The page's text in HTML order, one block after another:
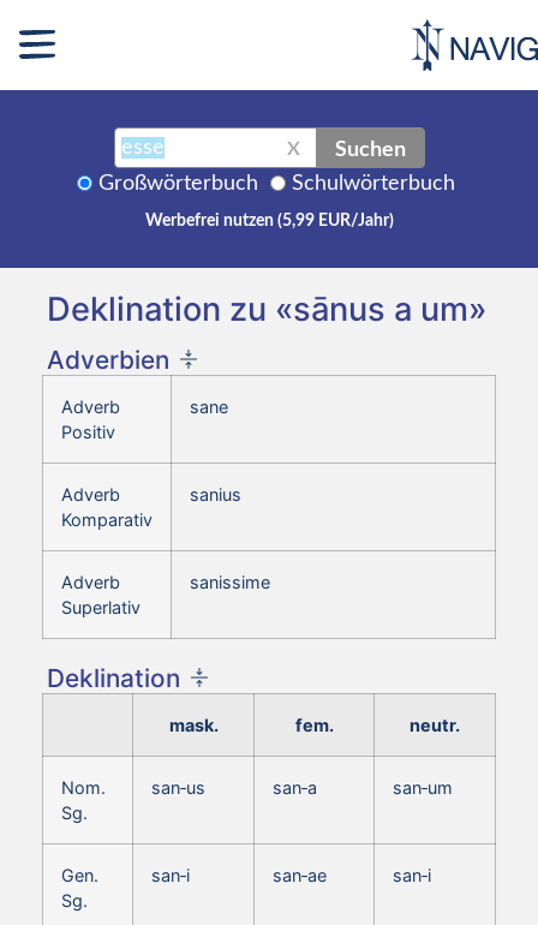
X Suchen
Großwörterbuch Schulwörterbuch
Werbefrei nutzen (5,99 EUR/Jahr)
Deklination zu «sānus a um»
Adverbien
Adverb
Positiv
sane
Adverb
Komparativ
sanius
Adverb
Superlativ
sanissime
Deklination
mask. fem. neutr.
Nom.
Sg.
san‑us san‑a san‑um
Gen.
Sg.
san‑i san‑ae san‑i